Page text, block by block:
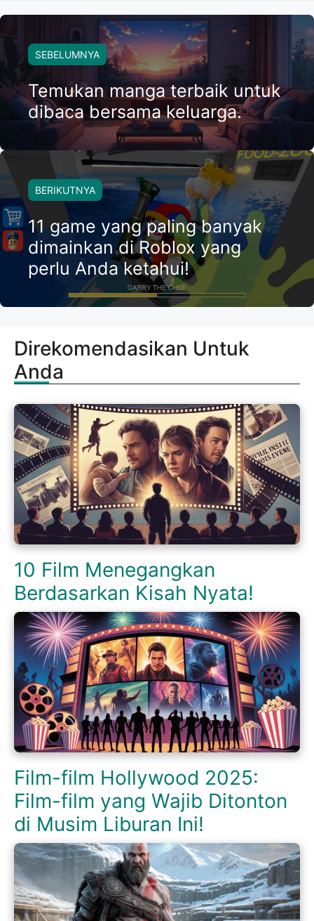
SEBELUMNYA
Temukan manga terbaik untuk
dibaca bersama keluarga.
BERIKUTNYA
11 game yang paling banyak
dimainkan di Roblox yang
perlu Anda ketahui!
Direkomendasikan Untuk
Anda
10 Film Menegangkan
Berdasarkan Kisah Nyata!
Film-film Hollywood 2025:
Film-film yang Wajib Ditonton
di Musim Liburan Ini!